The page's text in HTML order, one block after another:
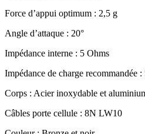
Force d’appui optimum : 2,5 g
Angle d’attaque : 20°
Impédance interne : 5 Ohms
Impédance de charge recommandée
Corps : Acier inoxydable et
Câbles porte cellule : 8N LW10